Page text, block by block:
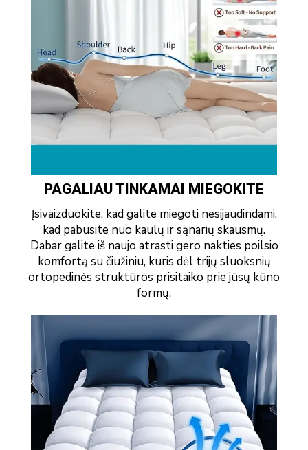
PAGALIAU TINKAMAI MIEGOKITE
Įsivaizduokite, kad galite miegoti nesijaudindami,
kad pabusite nuo kaulų ir sąnarių skausmų.
Dabar galite iš naujo atrasti gero nakties poilsio
komfortą su čiužiniu, kuris dėl trijų sluoksnių
ortopedinės struktūros prisitaiko prie jūsų kūno
formų.